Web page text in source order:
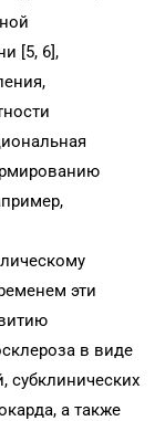
[5, 6],
эти
в виде
субклинических
а также